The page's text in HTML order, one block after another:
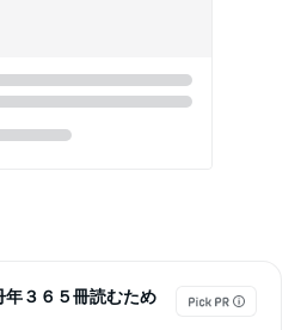
年３６５冊読むため